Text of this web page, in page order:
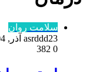
سلامت روان
asrddd23 آذر, 1404
0